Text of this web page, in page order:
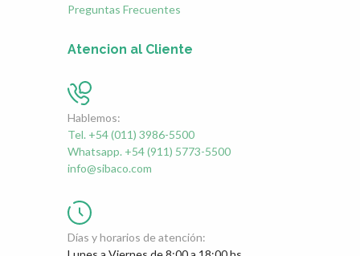
Preguntas Frecuentes
Atencion al Cliente
Hablemos:
Tel. +54 (011) 3986-5500
Whatsapp. +54 (911) 5773-5500
info@sibaco.com
Días y horarios de atención: